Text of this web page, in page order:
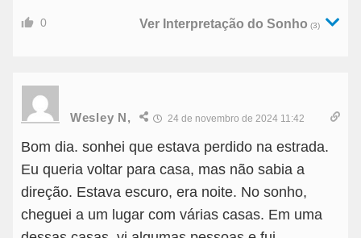
0 Ver Interpretação do Sonho (3)
Wesley N, 24 de novembro de 2024 11:42
Bom dia. sonhei que estava perdido na estrada.
Eu queria voltar para casa, mas não sabia a
direção. Estava escuro, era noite. No sonho,
cheguei a um lugar com várias casas. Em uma